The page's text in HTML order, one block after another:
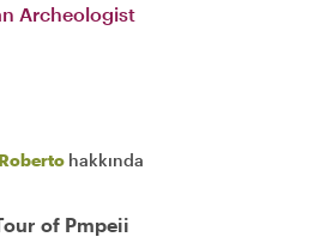
Archeologist
Roberto hakkında
of Pmpeii